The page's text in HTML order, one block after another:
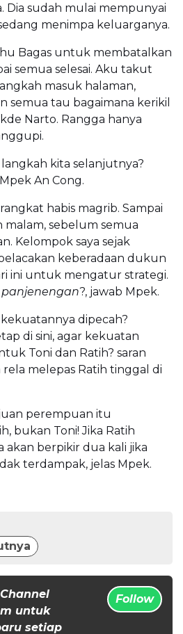
Dia sudah mulai mempunyai
menimpa keluarganya.
Bagas untuk membatalkan
semua selesai. Aku takut
masuk halaman,
semua tau bagaimana kerikil
Narto. Rangga hanya
kita selanjutnya?
An Cong.
habis magrib. Sampai
sebelum semua
Kelompok saya sejak
keberadaan dukun
ini untuk mengatur strategi.
panjenengan?, jawab Mpek.
dipecah?
di sini, agar kekuatan
Toni dan Ratih? saran
melepas Ratih tinggal di
perempuan itu
bukan Toni! Jika Ratih
akan berpikir dua kali jika
terdampak, jelas Mpek.
untuk
setiap
Follow